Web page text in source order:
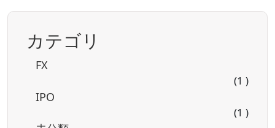
カテゴリ
FX
(1 )
IPO
(1 )